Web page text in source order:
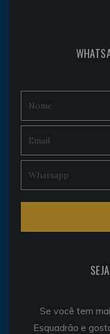
Se você tem
Esquadrão e